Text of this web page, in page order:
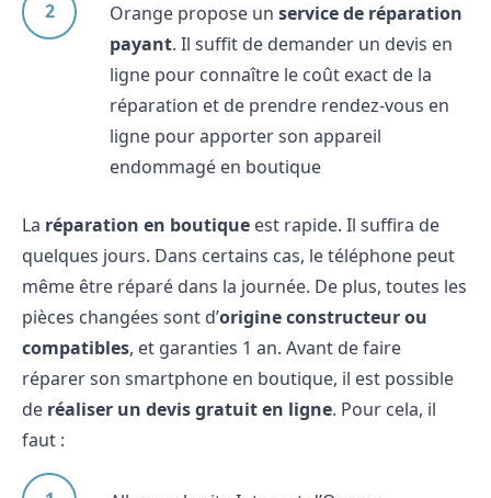
Orange propose un service de réparation
payant. Il suffit de demander un devis en
ligne pour connaître le coût exact de la
réparation et de prendre rendez-vous en
ligne pour apporter son appareil
endommagé en boutique
La réparation en boutique est rapide. Il suffira de
quelques jours. Dans certains cas, le téléphone peut
même être réparé dans la journée. De plus, toutes les
pièces changées sont d’origine constructeur ou
compatibles, et garanties 1 an. Avant de faire
réparer son smartphone en boutique, il est possible
de réaliser un devis gratuit en ligne. Pour cela, il
faut :